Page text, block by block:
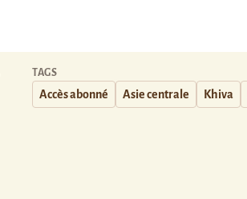
TAGS
Accès abonné Asie centrale Khiva